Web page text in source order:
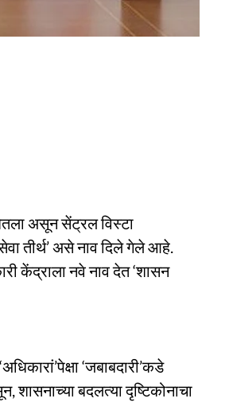
असून सेंट्रल विस्टा
तीर्थ’ असे नाव दिले गेले आहे.
केंद्राला नवे नाव देत ‘शासन
‘जबाबदारी’कडे
शासनाच्या बदलत्या दृष्टिकोनाचा